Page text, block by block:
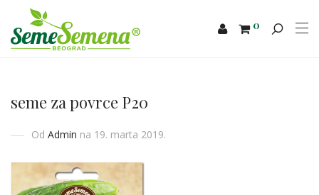
0
seme za povrce P20
Od Admin na 19. marta 2019.